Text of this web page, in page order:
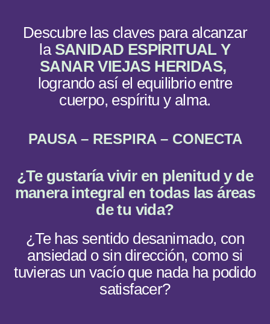
Descubre las claves para alcanzar
la SANIDAD ESPIRITUAL Y
SANAR VIEJAS HERIDAS,
logrando así el equilibrio entre
cuerpo, espíritu y alma.
PAUSA – RESPIRA – CONECTA
¿Te gustaría vivir en plenitud y de
manera integral en todas las áreas
de tu vida?
¿Te has sentido desanimado, con
ansiedad o sin dirección, como si
tuvieras un vacío que nada ha podido
satisfacer?